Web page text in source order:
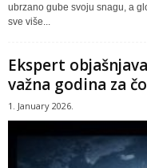
ubrzano gube svoju snagu, a
sve više...
Ekspert
važna godina za
1. January 2026.